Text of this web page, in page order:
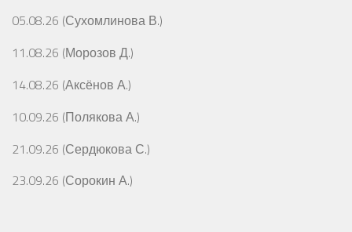
05.08.26 (Сухомлинова В.)
11.08.26 (Морозов Д.)
14.08.26 (Аксёнов А.)
10.09.26 (Полякова А.)
21.09.26 (Сердюкова С.)
23.09.26 (Сорокин А.)